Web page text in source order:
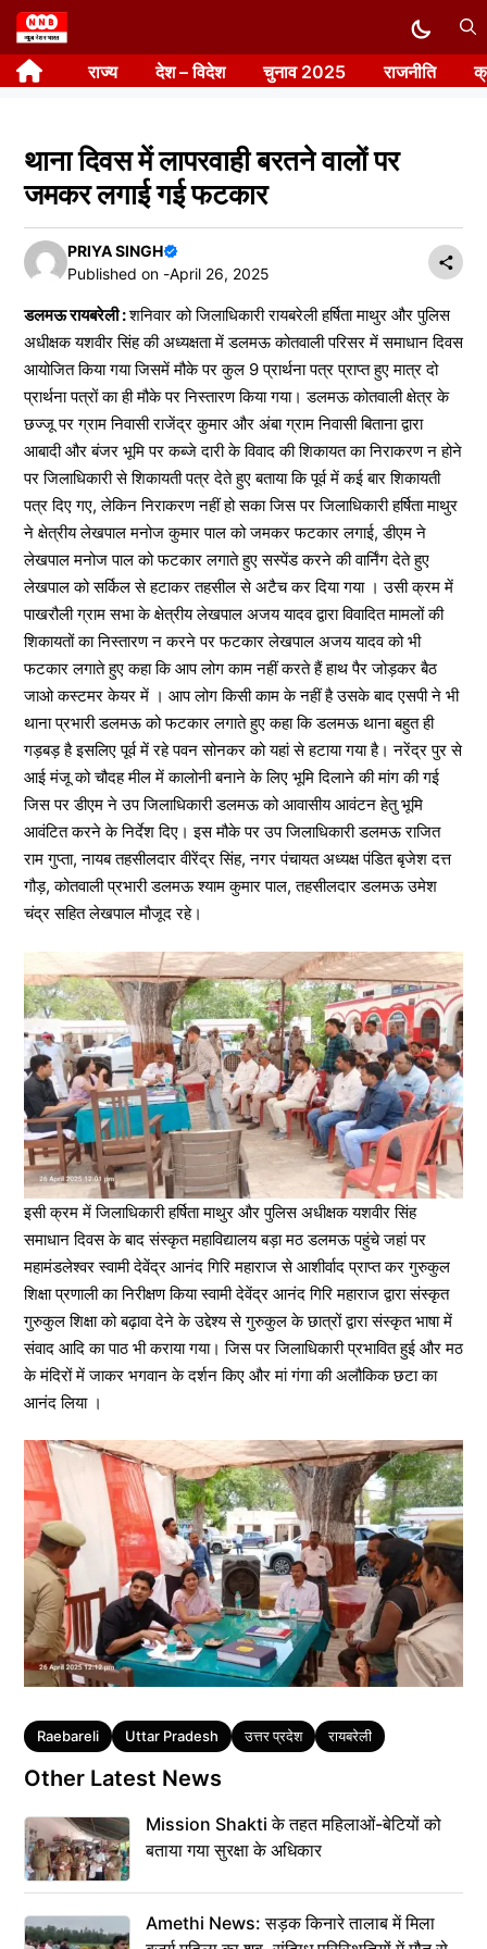
Skip
to
content राज्य देश – विदेश चुनाव 2025 राजनीति
थाना दिवस में लापरवाही बरतने वालों पर
जमकर लगाई गई फटकार
PRIYA SINGH
Published on -April 26, 2025
डलमऊ रायबरेली :शनिवार को जिलाधिकारी रायबरेली हर्षिता माथुर और पुलिस
अधीक्षक यशवीर सिंह की अध्यक्षता में डलमऊ कोतवाली परिसर में समाधान दिवस
आयोजित किया गया जिसमें मौके पर कुल 9 प्रार्थना पत्र प्राप्त हुए मात्र दो
प्रार्थना पत्रों का ही मौके पर निस्तारण किया गया। डलमऊ कोतवाली क्षेत्र के
छज्जू पर ग्राम निवासी राजेंद्र कुमार और अंबा ग्राम निवासी बिताना द्वारा
आबादी और बंजर भूमि पर कब्जे दारी के विवाद की शिकायत का निराकरण न होने
पर जिलाधिकारी से शिकायती पत्र देते हुए बताया कि पूर्व में कई बार शिकायती
पत्र दिए गए, लेकिन निराकरण नहीं हो सका जिस पर जिलाधिकारी हर्षिता माथुर
ने क्षेत्रीय लेखपाल मनोज कुमार पाल को जमकर फटकार लगाई, डीएम ने
लेखपाल मनोज पाल को फटकार लगाते हुए सस्पेंड करने की वार्निंग देते हुए
लेखपाल को सर्किल से हटाकर तहसील से अटैच कर दिया गया । उसी क्रम में
पाखरौली ग्राम सभा के क्षेत्रीय लेखपाल अजय यादव द्वारा विवादित मामलों की
शिकायतों का निस्तारण न करने पर फटकार लेखपाल अजय यादव को भी
फटकार लगाते हुए कहा कि आप लोग काम नहीं करते हैं हाथ पैर जोड़कर बैठ
जाओ कस्टमर केयर में । आप लोग किसी काम के नहीं है उसके बाद एसपी ने भी
थाना प्रभारी डलमऊ को फटकार लगाते हुए कहा कि डलमऊ थाना बहुत ही
गड़बड़ है इसलिए पूर्व में रहे पवन सोनकर को यहां से हटाया गया है। नरेंद्र पुर से
आई मंजू को चौदह मील में कालोनी बनाने के लिए भूमि दिलाने की मांग की गई
जिस पर डीएम ने उप जिलाधिकारी डलमऊ को आवासीय आवंटन हेतु भूमि
आवंटित करने के निर्देश दिए। इस मौके पर उप जिलाधिकारी डलमऊ राजित
राम गुप्ता, नायब तहसीलदार वीरेंद्र सिंह, नगर पंचायत अध्यक्ष पंडित बृजेश दत्त
गौड़, कोतवाली प्रभारी डलमऊ श्याम कुमार पाल, तहसीलदार डलमऊ उमेश
चंद्र सहित लेखपाल मौजूद रहे।
इसी क्रम में जिलाधिकारी हर्षिता माथुर और पुलिस अधीक्षक यशवीर सिंह
समाधान दिवस के बाद संस्कृत महाविद्यालय बड़ा मठ डलमऊ पहुंचे जहां पर
महामंडलेश्वर स्वामी देवेंद्र आनंद गिरि महाराज से आशीर्वाद प्राप्त कर गुरुकुल
शिक्षा प्रणाली का निरीक्षण किया स्वामी देवेंद्र आनंद गिरि महाराज द्वारा संस्कृत
गुरुकुल शिक्षा को बढ़ावा देने के उद्देश्य से गुरुकुल के छात्रों द्वारा संस्कृत भाषा में
संवाद आदि का पाठ भी कराया गया। जिस पर जिलाधिकारी प्रभावित हुई और मठ
के मंदिरों में जाकर भगवान के दर्शन किए और मां गंगा की अलौकिक छटा का
आनंद लिया ।
Tags
Raebareli Uttar Pradesh उत्तर प्रदेश रायबरेली
Other Latest News
Mission Shakti के तहत महिलाओं-बेटियों को
बताया गया सुरक्षा के अधिकार
Amethi News: सड़क किनारे तालाब में मिला